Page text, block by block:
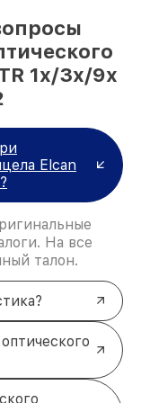
1x/3x/9x
Elcan
На все
талон.